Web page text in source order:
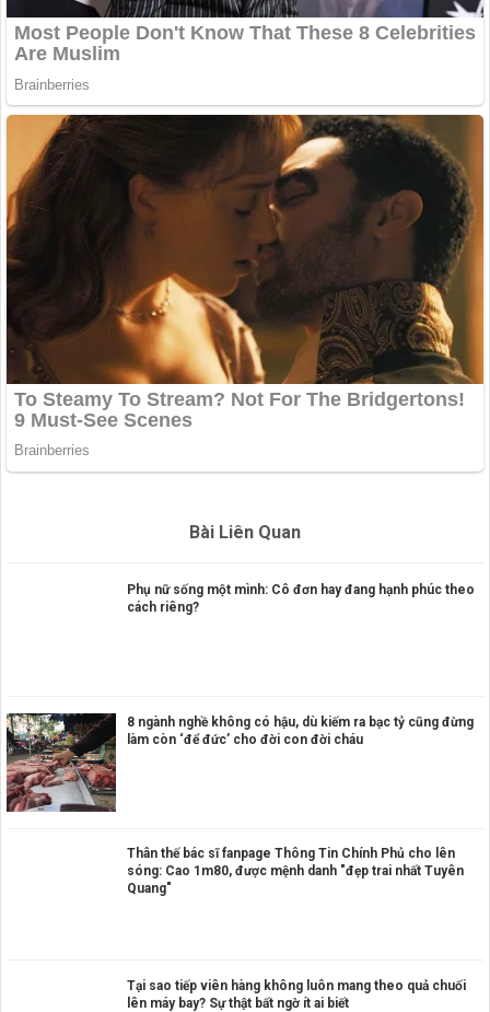
Bài Liên Quan
Phụ nữ sống một mình: Cô đơn hay đang hạnh phúc theo
cách riêng?
8 ngành nghề không có hậu, dù kiếm ra bạc tỷ cũng đừng
làm còn ‘để đức’ cho đời con đời cháu
Thân thế bác sĩ fanpage Thông Tin Chính Phủ cho lên
sóng: Cao 1m80, được mệnh danh "đẹp trai nhất Tuyên
Quang"
Tại sao tiếp viên hàng không luôn mang theo quả chuối
lên máy bay? Sự thật bất ngờ ít ai biết